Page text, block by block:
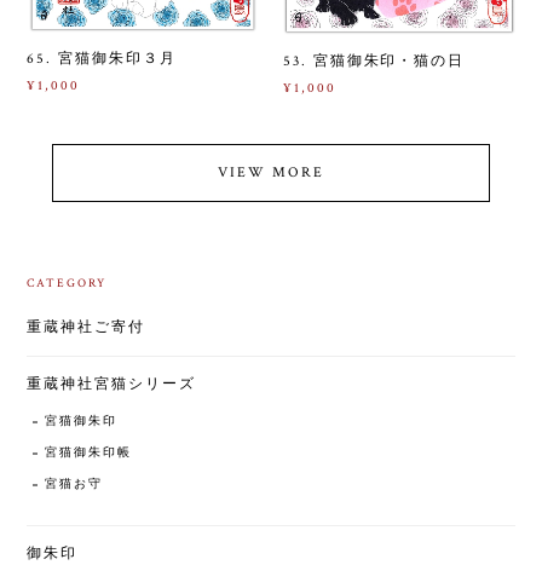
65. 宮猫御朱印３月
¥1,000
53. 宮猫御朱印・猫の日
¥1,000
VIEW MORE
CATEGORY
重蔵神社ご寄付
重蔵神社宮猫シリーズ
宮猫御朱印
宮猫御朱印帳
宮猫お守
御朱印